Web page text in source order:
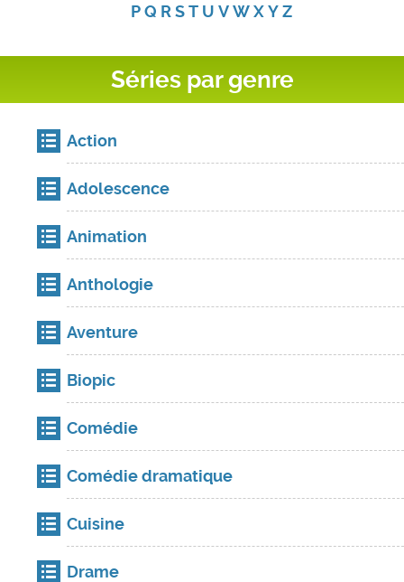
P Q R S T U V W X Y Z
Séries par genre
Action
Adolescence
Animation
Anthologie
Aventure
Biopic
Comédie
Comédie dramatique
Cuisine
Drame